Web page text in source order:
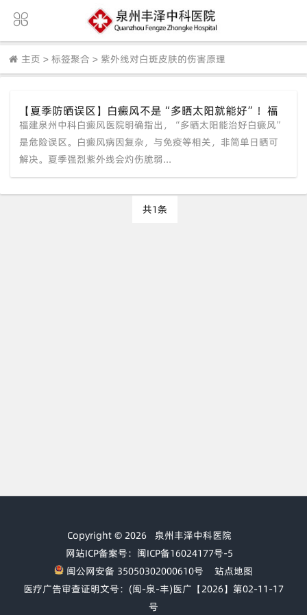
主页 > 标签聚合 > 紫外线对白斑皮肤的伤害原理
【夏季防晒误区】白癜风不是“多晒太阳就能好”！福
建泉州中科白癜风医院辟谣
福建泉州中科白癜风医院明确指出，“多晒太阳能治好白癜风”
是危险误区。白癜风病因复杂，与免疫等相关，非简单日晒可
解决。夏季强烈紫外线会灼伤脆弱...
共1条
Copyright © 2026 泉州丰泽中科医院
网站ICP备案号：闽ICP备16024177号-5
闽公网安备 35050302000610号
站点地图
医疗广告审查证明文号：(闽-泉-丰)医广【2026】第02-11-17
号